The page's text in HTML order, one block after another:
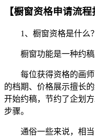
【橱窗资格申请流程
1、橱窗资格是什么？
橱窗功能是一种约稿
每位获得资格的画师
的档期、价格展示擅长
开始约稿，节约了企划
步骤。
通俗一些来说，相当